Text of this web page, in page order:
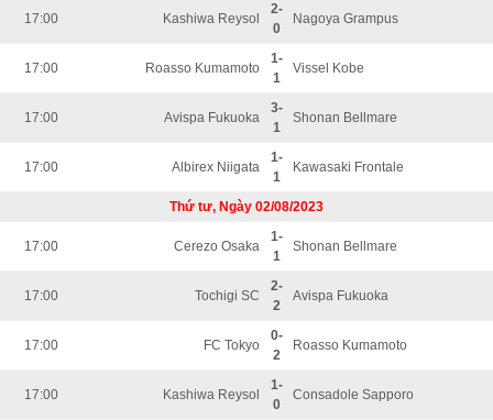
17:00 Kashiwa Reysol
2-
0
Nagoya Grampus
17:00 Roasso Kumamoto
1-
1
Vissel Kobe
17:00 Avispa Fukuoka
3-
1
Shonan Bellmare
17:00 Albirex Niigata
1-
1
Kawasaki Frontale
Thứ tư, Ngày 02/08/2023
17:00 Cerezo Osaka
1-
1
Shonan Bellmare
17:00 Tochigi SC
2-
2
Avispa Fukuoka
17:00 FC Tokyo
0-
2
Roasso Kumamoto
17:00 Kashiwa Reysol
1-
0
Consadole Sapporo